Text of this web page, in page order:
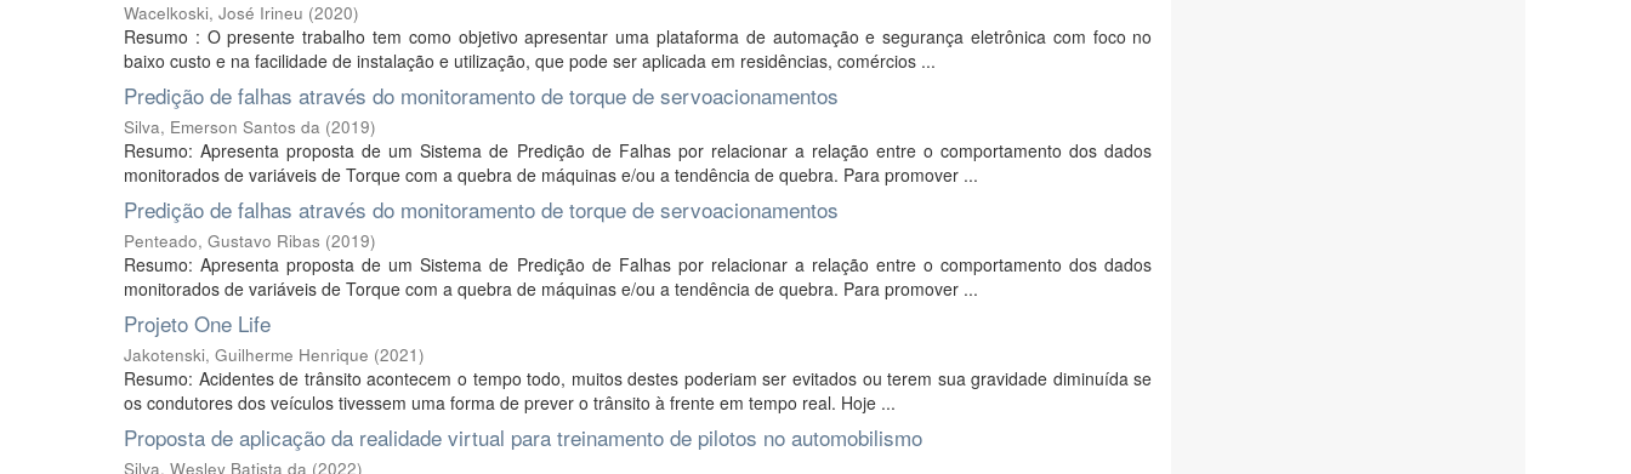
Wacelkoski, José Irineu (2020)
Resumo : O presente trabalho tem como objetivo apresentar uma plataforma de automação e segurança eletrônica com foco no
baixo custo e na facilidade de instalação e utilização, que pode ser aplicada em residências, comércios ...
Predição de falhas através do monitoramento de torque de servoacionamentos
Silva, Emerson Santos da (2019)
Resumo: Apresenta proposta de um Sistema de Predição de Falhas por relacionar a relação entre o comportamento dos dados
monitorados de variáveis de Torque com a quebra de máquinas e/ou a tendência de quebra. Para promover ...
Predição de falhas através do monitoramento de torque de servoacionamentos
Penteado, Gustavo Ribas (2019)
Resumo: Apresenta proposta de um Sistema de Predição de Falhas por relacionar a relação entre o comportamento dos dados
monitorados de variáveis de Torque com a quebra de máquinas e/ou a tendência de quebra. Para promover ...
Projeto One Life
Jakotenski, Guilherme Henrique (2021)
Resumo: Acidentes de trânsito acontecem o tempo todo, muitos destes poderiam ser evitados ou terem sua gravidade diminuída se
os condutores dos veículos tivessem uma forma de prever o trânsito à frente em tempo real. Hoje ...
Proposta de aplicação da realidade virtual para treinamento de pilotos no automobilismo
Silva, Wesley Batista da (2022)